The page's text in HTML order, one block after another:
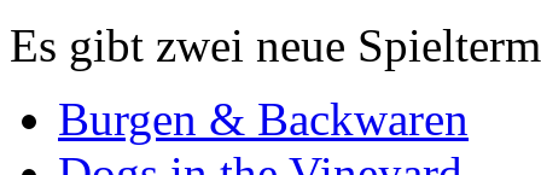
Es gibt zwei neue
Burgen & Backwaren